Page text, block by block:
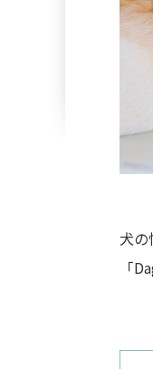
犬の
「